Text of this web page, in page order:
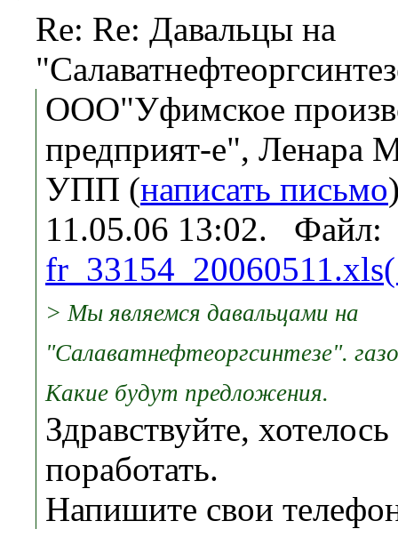
Re: Re: Давальцы на
ООО"Уфимское
предприят-е", Ленара
УПП (написать письмо
11.05.06 13:02. Файл:
> Мы являемся давальцами на
"Салаватнефтеоргсинтезе".
Какие будут предложения.
Здравствуйте,
поработать.
Напишите свои